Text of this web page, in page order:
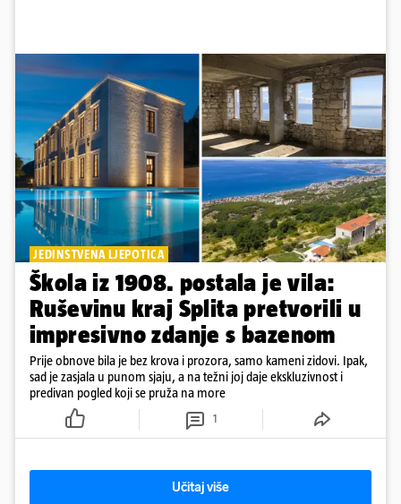
JEDINSTVENA LJEPOTICA
Škola iz 1908. postala je vila:
Ruševinu kraj Splita pretvorili u
impresivno zdanje s bazenom
Prije obnove bila je bez krova i prozora, samo kameni zidovi. Ipak,
sad je zasjala u punom sjaju, a na težni joj daje ekskluzivnost i
predivan pogled koji se pruža na more
1
Učitaj više